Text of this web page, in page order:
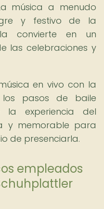
música a menudo
y festivo de la
convierte en un
las celebraciones y
en vivo con la
pasos de baile
la experiencia del
y memorable para
de presenciarla.
empleados